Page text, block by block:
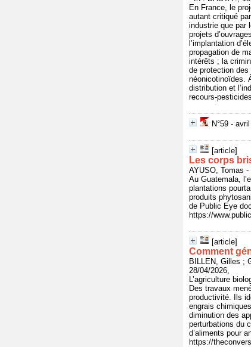
En France, le
autant critiqué
industrie que par
projets
l’implantation
propagation de
intérêts ; la
de protection des
néonicotinoïdes.
distribution et
recours-pesticides
N°59 -
[article]
Les corps
AYUSO, Tomas
Au Guatemala,
plantations
produits
de Public Eye
https://
[article]
Comment
BILLEN, Gilles ;
28/04/2026,
L’agriculture
Des travaux
productivité. Ils
engrais
diminution des
perturbations du
d’aliments pour
https://